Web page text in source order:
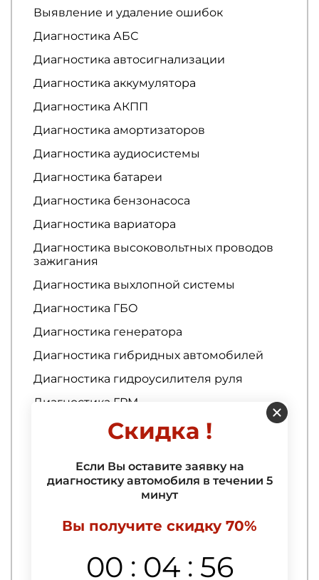
Выявление и удаление ошибок
Диагностика АБС
Диагностика автосигнализации
Диагностика аккумулятора
Диагностика АКПП
Диагностика амортизаторов
Диагностика аудиосистемы
Диагностика батареи
Диагностика бензонасоса
Диагностика вариатора
Диагностика высоковольтных проводов
зажигания
Диагностика выхлопной системы
Диагностика ГБО
Диагностика генератора
Диагностика гибридных автомобилей
Диагностика гидроусилителя руля
Диагностика ГРМ
Диагностика двигателя
Ремонт кузова
Абразивная полировка автомобиля
Аквапринт
Скидка !
Если Вы оставите заявку на
диагностику автомобиля в течении 5
минут
Вы получите скидку 70%
00 : 04 : 55